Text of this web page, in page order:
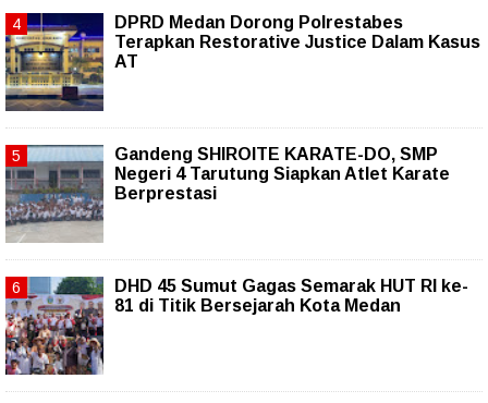
DPRD Medan Dorong Polrestabes
Terapkan Restorative Justice Dalam Kasus
AT
Gandeng SHIROITE KARATE-DO, SMP
Negeri 4 Tarutung Siapkan Atlet Karate
Berprestasi
DHD 45 Sumut Gagas Semarak HUT RI ke-
81 di Titik Bersejarah Kota Medan